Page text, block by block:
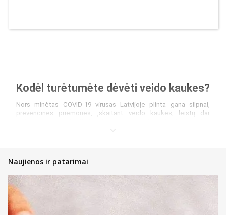
Kodėl turėtumėte dėvėti veido kaukes?
Nors minėtas COVID-19 virusas Latvijoje plinta gana silpnai,
prevencinės priemonės, įskaitant veido kaukes, leistų dar
dėvėti visi susirgimo simptomus (kosulį, slogą ar čiaudulį) pajutę
Ar veido kaukės tipas yra svarbus?
Skirtingų tipų veido kaukės yra skirtingo pralaidumo. Nuo to
priklauso šios kaukės veiksmingumas. Bet kuri kaukė apsaugos
nuo didelių vandens lašų, kūno skysčių ar kito tipo lašelių, tačiau
Naujienos ir patarimai